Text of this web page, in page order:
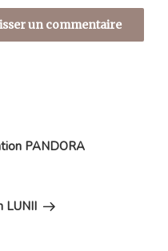
PANDORA
LUNII